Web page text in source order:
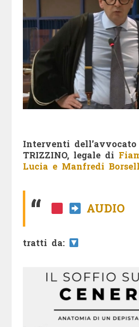
Interventi dell’avvocato
TRIZZINO, legale di
Lucia e Manfredi
AUDIO
tratti da: